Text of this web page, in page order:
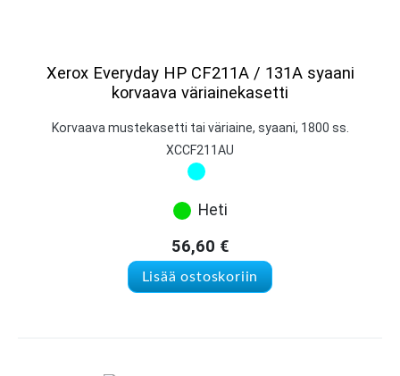
Xerox Everyday HP CF211A / 131A syaani
korvaava väriainekasetti
Korvaava mustekasetti tai väriaine, syaani, 1800 ss.
XCCF211AU
Heti
56,60 €
Lisää ostoskoriin